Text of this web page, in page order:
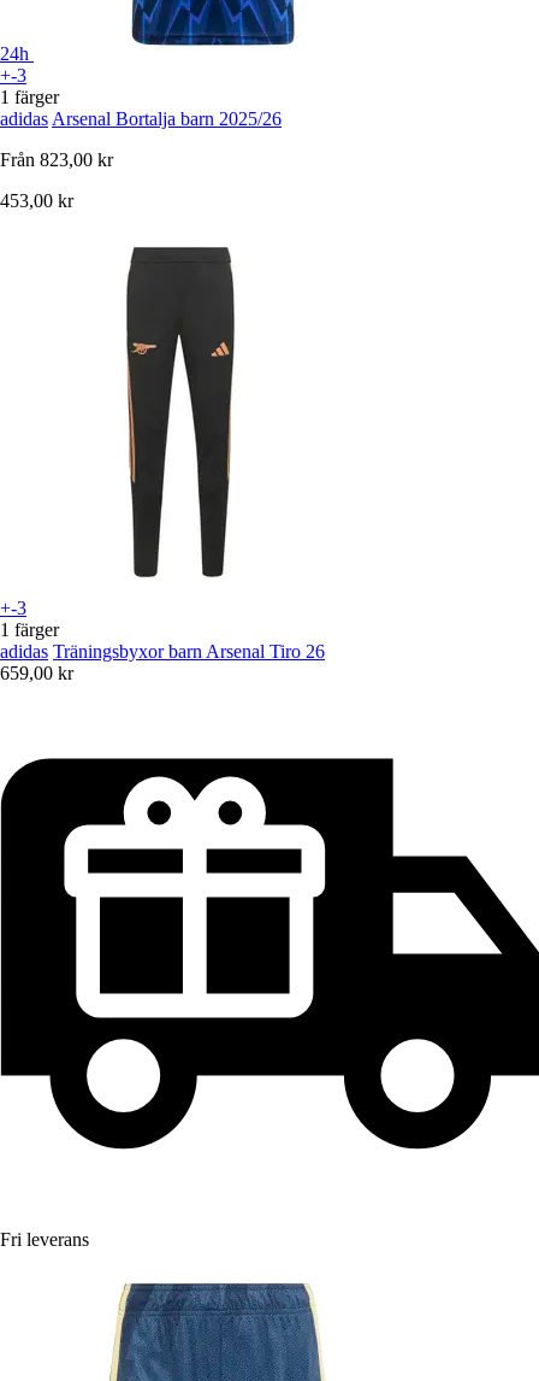
24h
+-3
1 färger
adidas Arsenal Bortalja barn 2025/26
Från 823,00 kr
453,00 kr
+-3
1 färger
adidas Träningsbyxor barn Arsenal Tiro 26
659,00 kr
Fri leverans